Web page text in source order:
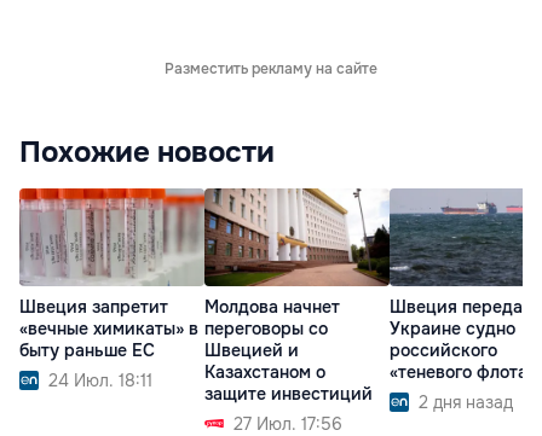
Разместить рекламу на сайте
Похожие новости
Швеция запретит
«вечные химикаты» в
быту раньше ЕС
24 Июл. 18:11
Молдова начнет
переговоры со
Швецией и
Казахстаном о
защите инвестиций
27 Июл. 17:56
Швеция передаст
Украине судно
российского
«теневого флота»
2 дня назад